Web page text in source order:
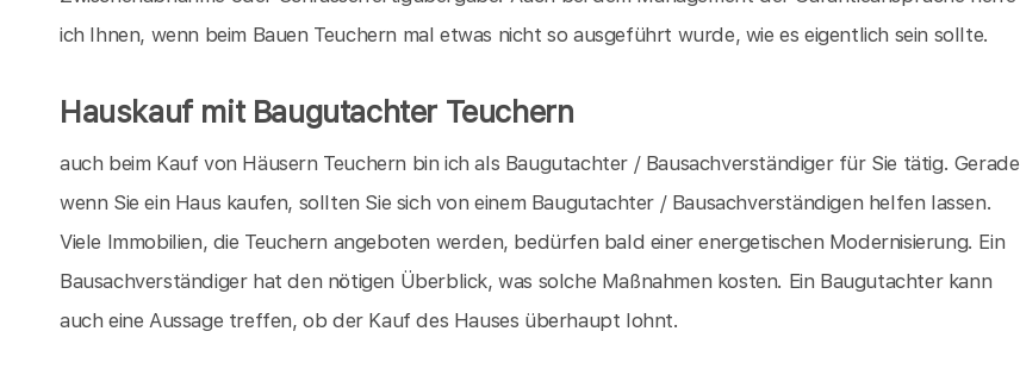
ich Ihnen, wenn beim Bauen Teuchern mal etwas nicht so ausgeführt wurde, wie es eigentlich sein sollte.
Hauskauf mit Baugutachter Teuchern
auch beim Kauf von Häusern Teuchern bin ich als Baugutachter / Bausachverständiger für Sie tätig. Gerade
wenn Sie ein Haus kaufen, sollten Sie sich von einem Baugutachter / Bausachverständigen helfen lassen.
Viele Immobilien, die Teuchern angeboten werden, bedürfen bald einer energetischen Modernisierung. Ein
Bausachverständiger hat den nötigen Überblick, was solche Maßnahmen kosten. Ein Baugutachter kann
auch eine Aussage treffen, ob der Kauf des Hauses überhaupt lohnt.